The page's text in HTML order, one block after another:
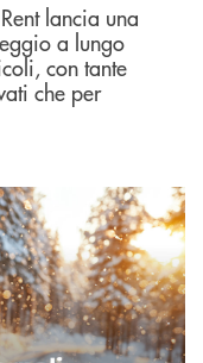
lancia una
a lungo
con tante
che per